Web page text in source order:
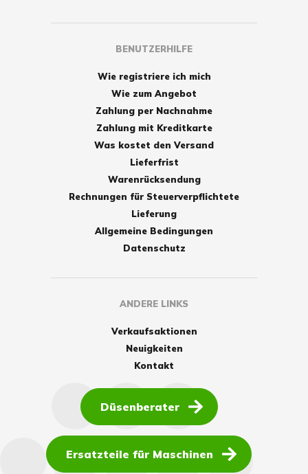
BENUTZERHILFE
Wie registriere ich mich
Wie zum Angebot
Zahlung per Nachnahme
Zahlung mit Kreditkarte
Was kostet den Versand
Lieferfrist
Warenrücksendung
Rechnungen für Steuerverpflichtete
Lieferung
Allgemeine Bedingungen
Datenschutz
ANDERE LINKS
Verkaufsaktionen
Neuigkeiten
Kontakt
Düsenberater
Ersatzteile für Maschinen